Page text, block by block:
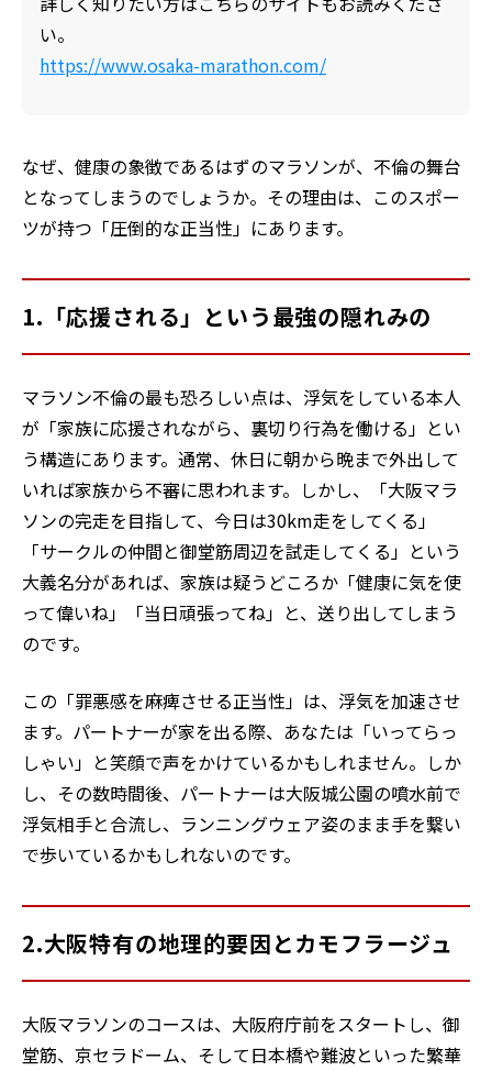
い。
https://www.osaka-marathon.com/
なぜ、健康の象徴であるはずのマラソンが、不倫の舞台
となってしまうのでしょうか。その理由は、このスポー
ツが持つ「圧倒的な正当性」にあります。
1.「応援される」という最強の隠れみの
マラソン不倫の最も恐ろしい点は、浮気をしている本人
が「家族に応援されながら、裏切り行為を働ける」とい
う構造にあります。通常、休日に朝から晩まで外出して
いれば家族から不審に思われます。しかし、「大阪マラ
ソンの完走を目指して、今日は30km走をしてくる」
「サークルの仲間と御堂筋周辺を試走してくる」という
大義名分があれば、家族は疑うどころか「健康に気を使
って偉いね」「当日頑張ってね」と、送り出してしまう
のです。
この「罪悪感を麻痺させる正当性」は、浮気を加速させ
ます。パートナーが家を出る際、あなたは「いってらっ
しゃい」と笑顔で声をかけているかもしれません。しか
し、その数時間後、パートナーは大阪城公園の噴水前で
浮気相手と合流し、ランニングウェア姿のまま手を繋い
で歩いているかもしれないのです。
2.大阪特有の地理的要因とカモフラージュ
大阪マラソンのコースは、大阪府庁前をスタートし、御
堂筋、京セラドーム、そして日本橋や難波といった繁華